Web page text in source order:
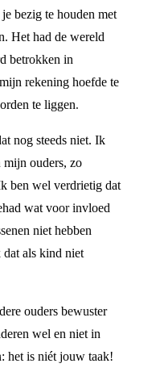
je bezig te houden met
Het had de wereld
betrokken in
rekening hoefde te
te liggen.
nog steeds niet. Ik
mijn ouders, zo
ben wel verdrietig dat
wat voor invloed
niet hebben
dat als kind niet
ouders bewuster
wel en niet in
het is niét jouw taak!